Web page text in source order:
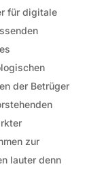
für digitale
der Betrüger
zur
lauter denn